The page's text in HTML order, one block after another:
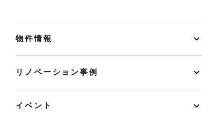
物件情報
リノベーション事例
イベント